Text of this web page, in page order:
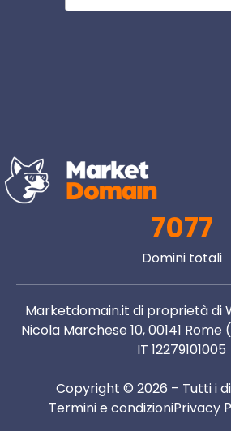
7077
Domini totali
Marketdomain.it di proprietà di
Nicola Marchese 10, 00141 Rome
IT 12279101005
Copyright © 2026 – Tutti i
Termini e condizioniPrivacy